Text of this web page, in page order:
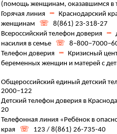
(помощь женщинам, оказавшимся в
Горячая линия ┉ Краснодарский
женщинам
☏ 8(861) 23-318-27
Всероссийский телефон доверия ┉
насилия в семье
☏
Телефон доверия ┉ Кризисный
беременных женщин и матерей с
Общероссийский единый детский
2000–122
Детский телефон доверия в
20
Телефонная линия «Ребёнок в
края
☏
123 / 8(861) 26-735-40